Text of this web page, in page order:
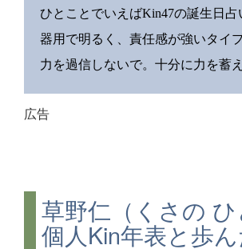
ひとことでいえばKin47の誕生日
器用で明るく、責任感が強いタイ
力を過信しないで。十分に力を蓄え
広告
草野仁（くさの
個人Kin年表と歩